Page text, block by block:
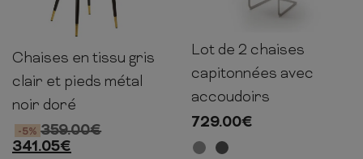
81cm 56cm 57cm
Chaises en tissu gris
clair et pieds métal
noir doré
359.00€
-5%
341.05€
89cm 58cm
Lot de 2 chaises
capitonnées avec
accoudoirs
729.00€